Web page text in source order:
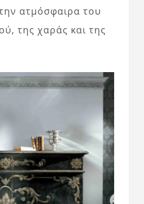
ατμόσφαιρα του
της χαράς και της